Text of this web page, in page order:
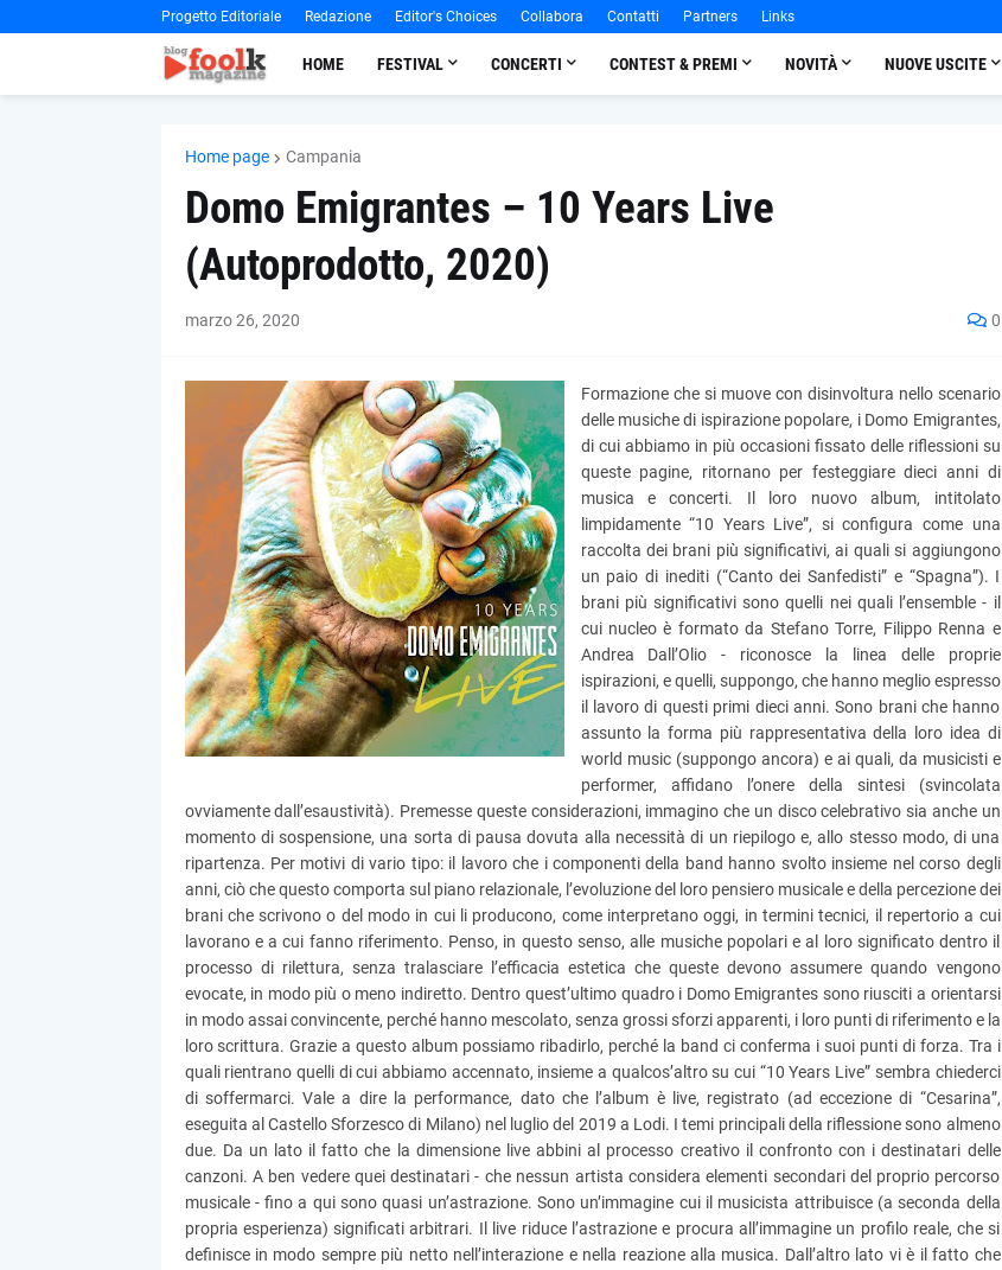
Progetto Editoriale Redazione Editor's Choices Collabora Contatti Partners Links
HOME FESTIVAL CONCERTI CONTEST & PREMI NOVITÀ NUOVE USCITE
Home page Campania
Domo Emigrantes – 10 Years Live
(Autoprodotto, 2020)
marzo 26, 2020 0
Formazione che si muove con disinvoltura nello scenario
delle musiche di ispirazione popolare, i Domo Emigrantes,
di cui abbiamo in più occasioni fissato delle riflessioni su
queste pagine, ritornano per festeggiare dieci anni di
musica e concerti. Il loro nuovo album, intitolato
limpidamente “10 Years Live”, si configura come una
raccolta dei brani più significativi, ai quali si aggiungono
un paio di inediti (“Canto dei Sanfedisti” e “Spagna”). I
brani più significativi sono quelli nei quali l’ensemble - il
cui nucleo è formato da Stefano Torre, Filippo Renna e
Andrea Dall’Olio - riconosce la linea delle proprie
ispirazioni, e quelli, suppongo, che hanno meglio espresso
il lavoro di questi primi dieci anni. Sono brani che hanno
assunto la forma più rappresentativa della loro idea di
world music (suppongo ancora) e ai quali, da musicisti e
performer, affidano l’onere della sintesi (svincolata
ovviamente dall’esaustività). Premesse queste considerazioni, immagino che un disco celebrativo sia anche un
momento di sospensione, una sorta di pausa dovuta alla necessità di un riepilogo e, allo stesso modo, di una
ripartenza. Per motivi di vario tipo: il lavoro che i componenti della band hanno svolto insieme nel corso degli
anni, ciò che questo comporta sul piano relazionale, l’evoluzione del loro pensiero musicale e della percezione dei
brani che scrivono o del modo in cui li producono, come interpretano oggi, in termini tecnici, il repertorio a cui
lavorano e a cui fanno riferimento. Penso, in questo senso, alle musiche popolari e al loro significato dentro il
processo di rilettura, senza tralasciare l’efficacia estetica che queste devono assumere quando vengono
evocate, in modo più o meno indiretto. Dentro quest’ultimo quadro i Domo Emigrantes sono riusciti a orientarsi
in modo assai convincente, perché hanno mescolato, senza grossi sforzi apparenti, i loro punti di riferimento e la
loro scrittura. Grazie a questo album possiamo ribadirlo, perché la band ci conferma i suoi punti di forza. Tra i
quali rientrano quelli di cui abbiamo accennato, insieme a qualcos’altro su cui “10 Years Live” sembra chiederci
di soffermarci. Vale a dire la performance, dato che l’album è live, registrato (ad eccezione di “Cesarina”,
eseguita al Castello Sforzesco di Milano) nel luglio del 2019 a Lodi. I temi principali della riflessione sono almeno
due. Da un lato il fatto che la dimensione live abbini al processo creativo il confronto con i destinatari delle
canzoni. A ben vedere quei destinatari - che nessun artista considera elementi secondari del proprio percorso
musicale - fino a qui sono quasi un’astrazione. Sono un’immagine cui il musicista attribuisce (a seconda della
propria esperienza) significati arbitrari. Il live riduce l’astrazione e procura all’immagine un profilo reale, che si
definisce in modo sempre più netto nell’interazione e nella reazione alla musica. Dall’altro lato vi è il fatto che